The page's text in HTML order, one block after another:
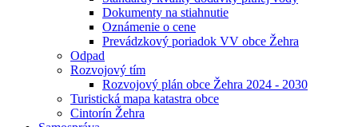
Dokumenty na stiahnutie
Oznámenie o cene
Prevádzkový poriadok VV obce Žehra
Odpad
Rozvojový tím
Rozvojový plán obce Žehra 2024 - 2030
Turistická mapa katastra obce
Cintorín Žehra